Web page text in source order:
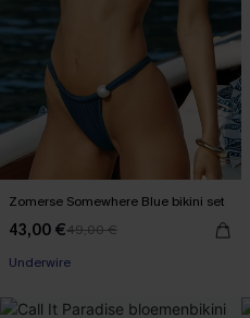
Zomerse Somewhere Blue bikini set
43,00 €49,00 €
Underwire